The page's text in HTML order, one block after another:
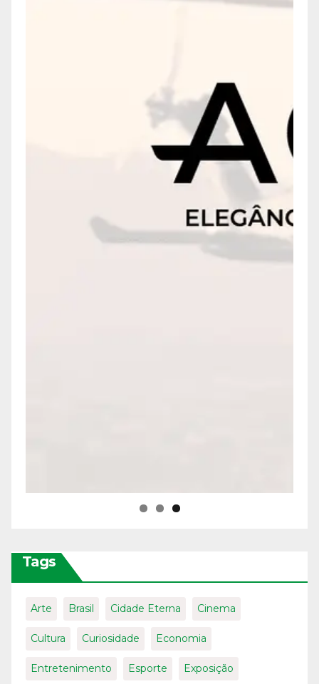
Tags
Arte Brasil Cidade Eterna Cinema
Cultura Curiosidade Economia
Entretenimento Esporte Exposição